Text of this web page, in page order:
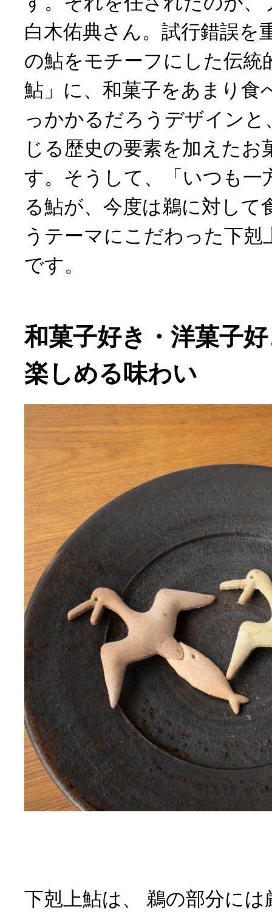
白木佑典さん。試行錯誤を
の鮎をモチーフにした伝統
鮎」に、和菓子をあまり食
っかかるだろうデザイン
じる歴史の要素を加えたお
す。そうして、「いつも一
る鮎が、今度は鵜に対して
うテーマにこだわった下剋
です。
和菓子好き・洋菓子
楽しめる味わい
下剋上鮎は、 鵜の部分に